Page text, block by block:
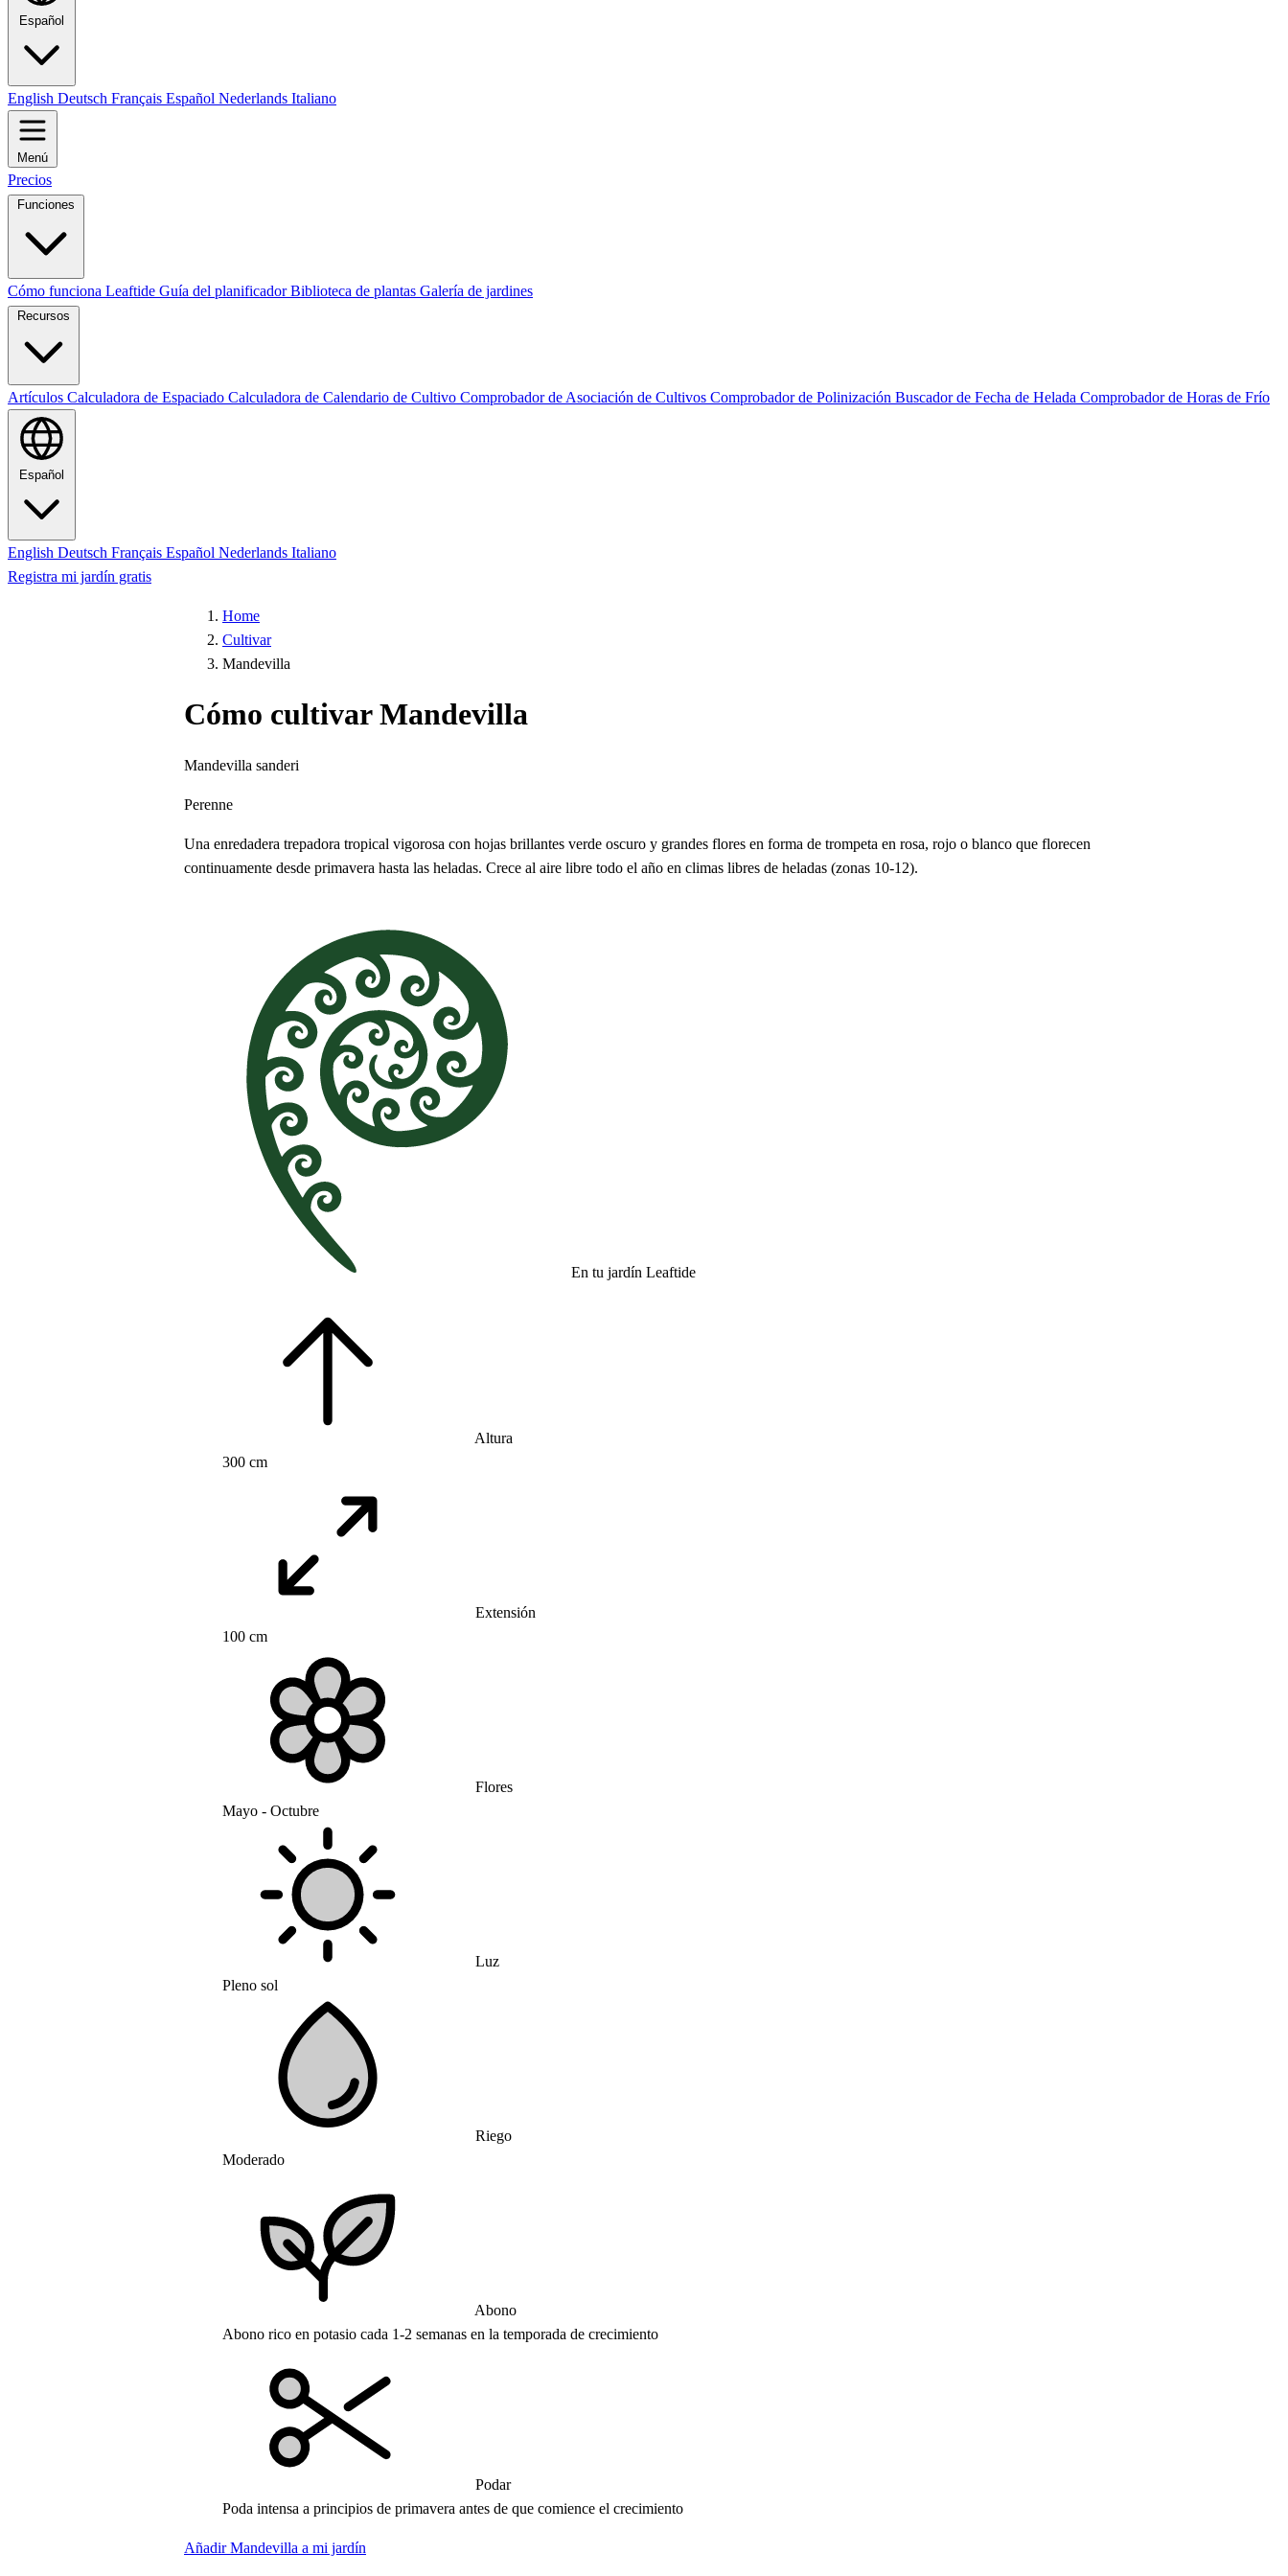
Español
English Deutsch Français Español Nederlands Italiano
Menú
Precios
Funciones
Cómo funciona Leaftide Guía del planificadorBiblioteca de plantas Galería de jardines
Recursos
Artículos Calculadora de Espaciado Calculadora de Calendario de Cultivo Comprobador de Asociación de Cultivos Comprobador de Polinización Buscador de Fecha de Helada Comprobador de Horas de Frío
Español
English Deutsch Français Español Nederlands Italiano
Registra mi jardín gratis
Home
Cultivar
Mandevilla
Cómo cultivar Mandevilla
Mandevilla sanderi
Perenne
Una enredadera trepadora tropical vigorosa con hojas brillantes verde oscuro y grandes flores en forma de trompeta en rosa, rojo o blanco que florecen
continuamente desde primavera hasta las heladas. Crece al aire libre todo el año en climas libres de heladas (zonas 10-12).
En tu jardín Leaftide
Altura
300 cm
Extensión
100 cm
Flores
Mayo - Octubre
Luz
Pleno sol
Riego
Moderado
Abono
Abono rico en potasio cada 1-2 semanas en la temporada de crecimiento
Podar
Poda intensa a principios de primavera antes de que comience el crecimiento
Añadir Mandevilla a mi jardín